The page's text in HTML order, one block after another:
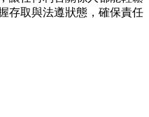
存取與法遵狀態，確保責任